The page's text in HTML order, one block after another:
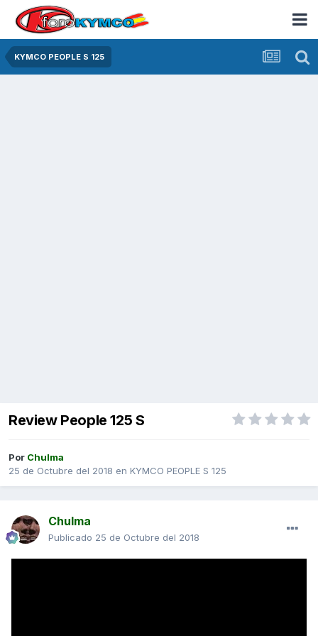
KYMCO PEOPLE S 125
Review People 125 S
Por Chulma
25 de Octubre del 2018 en KYMCO PEOPLE S 125
Chulma
Publicado 25 de Octubre del 2018